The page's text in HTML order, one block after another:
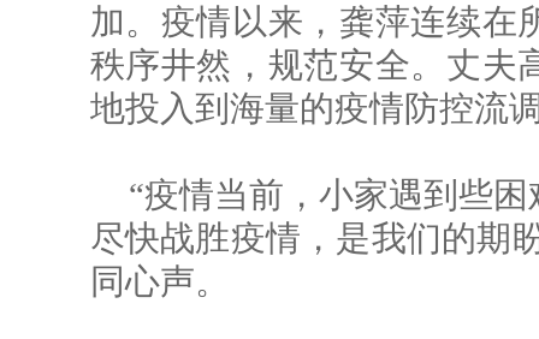
加。疫情以来，龚萍连续在
秩序井然，规范安全。丈夫
地投入到海量的疫情防控流
“疫情当前，小家遇到些
尽快战胜疫情，是我们的期
同心声。